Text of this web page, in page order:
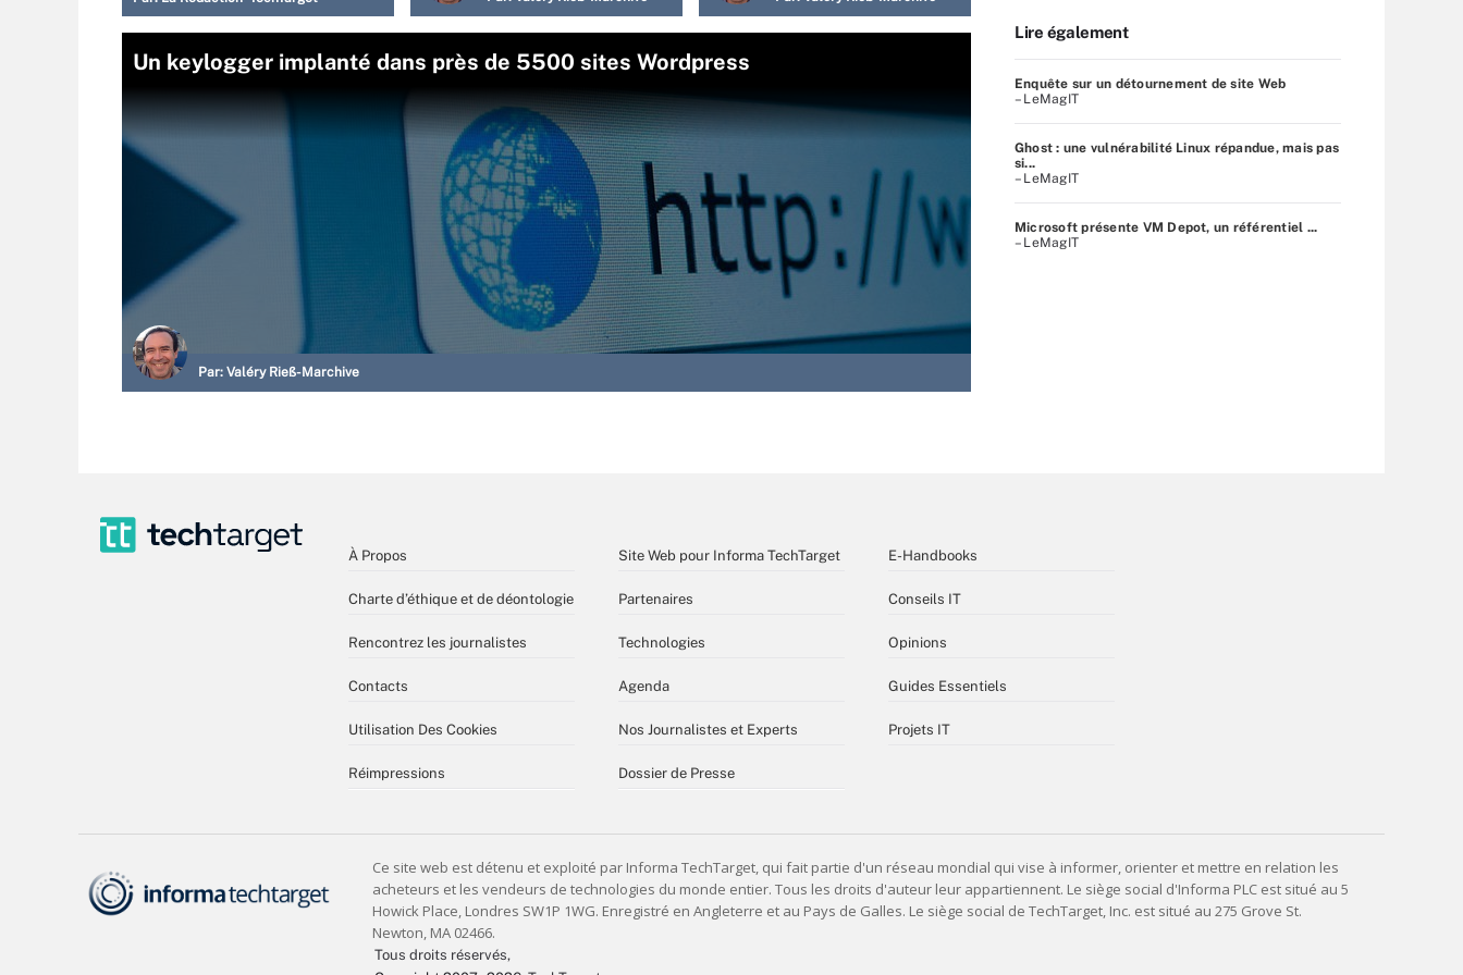
Un keylogger implanté dans près de 5500 sites Wordpress
Par: Valéry Rieß-Marchive
Lire également
Enquête sur un détournement de site Web
– LeMagIT
Ghost : une vulnérabilité Linux répandue, mais pas
si...
– LeMagIT
Microsoft présente VM Depot, un référentiel ...
– LeMagIT
À Propos
Charte d’éthique et de déontologie
Rencontrez les journalistes
Contacts
Utilisation Des Cookies
Réimpressions
Site Web pour Informa TechTarget
Partenaires
Technologies
Agenda
Nos Journalistes et Experts
Dossier de Presse
E-Handbooks
Conseils IT
Opinions
Guides Essentiels
Projets IT
Tous droits réservés,